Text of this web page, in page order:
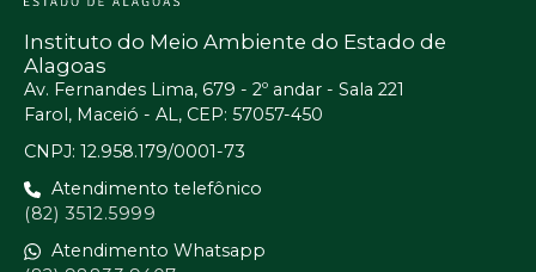
Instituto do Meio Ambiente do Estado de
Alagoas
Av. Fernandes Lima, 679 - 2º andar - Sala 221
Farol, Maceió - AL, CEP: 57057-450
CNPJ: 12.958.179/0001-73
Atendimento telefônico
(82) 3512.5999
Atendimento Whatsapp